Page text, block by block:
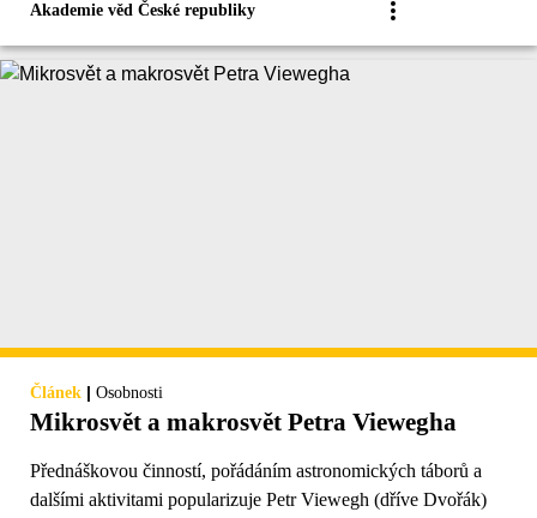
Akademie věd České republiky
Článek | Osobnosti
Mikrosvět a makrosvět Petra Viewegha
Přednáškovou činností, pořádáním astronomických táborů a
dalšími aktivitami popularizuje Petr Viewegh (dříve Dvořák)